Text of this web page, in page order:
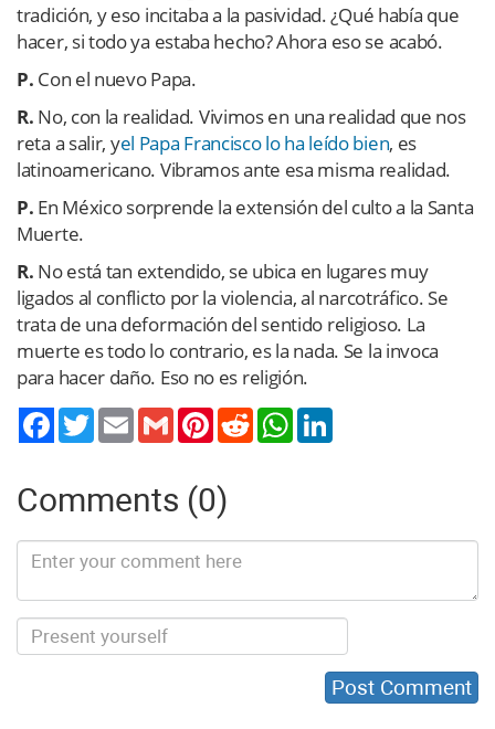
tradición, y eso incitaba a la pasividad. ¿Qué había que
hacer, si todo ya estaba hecho? Ahora eso se acabó.
P. Con el nuevo Papa.
R. No, con la realidad. Vivimos en una realidad que nos
reta a salir, yel Papa Francisco lo ha leído bien, es
latinoamericano. Vibramos ante esa misma realidad.
P. En México sorprende la extensión del culto a la Santa
Muerte.
R. No está tan extendido, se ubica en lugares muy
ligados al conflicto por la violencia, al narcotráfico. Se
trata de una deformación del sentido religioso. La
muerte es todo lo contrario, es la nada. Se la invoca
para hacer daño. Eso no es religión.
TwitterEmail Gmail PinterestReddit WhatsApp
Comments (0)